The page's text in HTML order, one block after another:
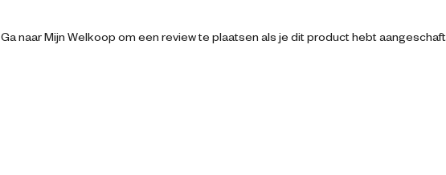
Ga naar Mijn Welkoop om een review te plaatsen als je dit product hebt aangeschaft.